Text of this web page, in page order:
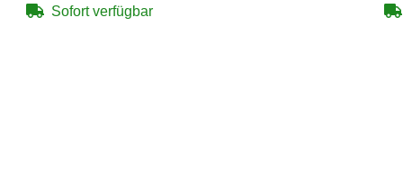
Sofort verfügbar